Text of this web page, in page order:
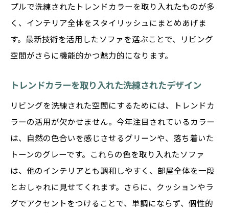
プルで洗練されたトレンドカラーを取り入れたものが多
く、インテリア全体をスタイリッシュにまとめあげま
す。最新技術を活用したソファを選ぶことで、リビング
空間がさらに機能的かつ魅力的になります。
トレンドカラーを取り入れた洗練されたデザイン
リビングを洗練された空間にするためには、トレンドカ
ラーの活用が欠かせません。今年注目されているカラー
は、自然の色合いを感じさせるグリーンや、落ち着いた
トーンのグレーです。これらの色を取り入れたソファ
は、他のインテリアとも調和しやすく、部屋全体を一段
とおしゃれに見せてくれます。さらに、クッションやラ
グでアクセントをつけることで、単調にならず、個性的